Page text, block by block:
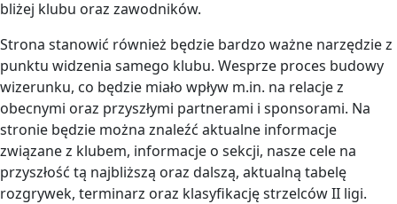
bliżej klubu oraz zawodników.
Strona stanowić również będzie bardzo ważne narzędzie z
punktu widzenia samego klubu. Wesprze proces budowy
wizerunku, co będzie miało wpływ m.in. na relacje z
obecnymi oraz przyszłymi partnerami i sponsorami. Na
stronie będzie można znaleźć aktualne informacje
związane z klubem, informacje o sekcji, nasze cele na
przyszłość tą najbliższą oraz dalszą, aktualną tabelę
rozgrywek, terminarz oraz klasyfikację strzelców II ligi.